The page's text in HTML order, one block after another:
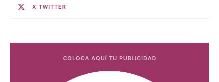
X TWITTER
COLOCA AQUÍ TU PUBLICIDAD